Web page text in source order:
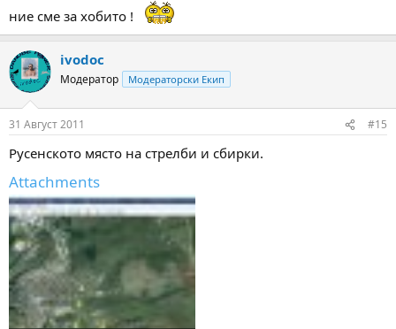
ние сме за хобито !
ivodoc
Модератор Модераторски Екип
31 Август 2011 #15
Русенското място на стрелби и сбирки.
Attachments